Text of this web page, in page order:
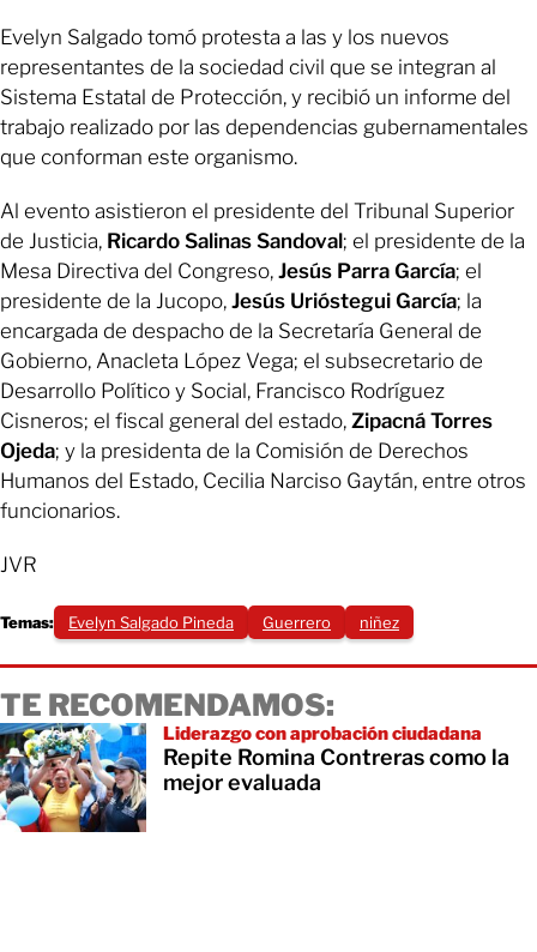
Evelyn Salgado tomó protesta a las y los nuevos
representantes de la sociedad civil que se integran al
Sistema Estatal de Protección, y recibió un informe del
trabajo realizado por las dependencias gubernamentales
que conforman este organismo.
Al evento asistieron el presidente del Tribunal Superior
de Justicia, Ricardo Salinas Sandoval; el presidente de la
Mesa Directiva del Congreso, Jesús Parra García; el
presidente de la Jucopo, Jesús Urióstegui García; la
encargada de despacho de la Secretaría General de
Gobierno, Anacleta López Vega; el subsecretario de
Desarrollo Político y Social, Francisco Rodríguez
Cisneros; el fiscal general del estado, Zipacná Torres
Ojeda; y la presidenta de la Comisión de Derechos
Humanos del Estado, Cecilia Narciso Gaytán, entre otros
funcionarios.
JVR
Temas: Evelyn Salgado Pineda Guerrero niñez
TE RECOMENDAMOS:
Liderazgo con aprobación ciudadana
Repite Romina Contreras como la
mejor evaluada